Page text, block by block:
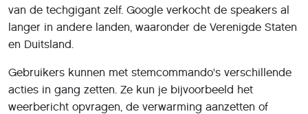
van de techgigant zelf. Google verkocht de speakers al
langer in andere landen, waaronder de Verenigde Staten
en Duitsland.
Gebruikers kunnen met stemcommando's verschillende
acties in gang zetten. Ze kun je bijvoorbeeld het
weerbericht opvragen, de verwarming aanzetten of